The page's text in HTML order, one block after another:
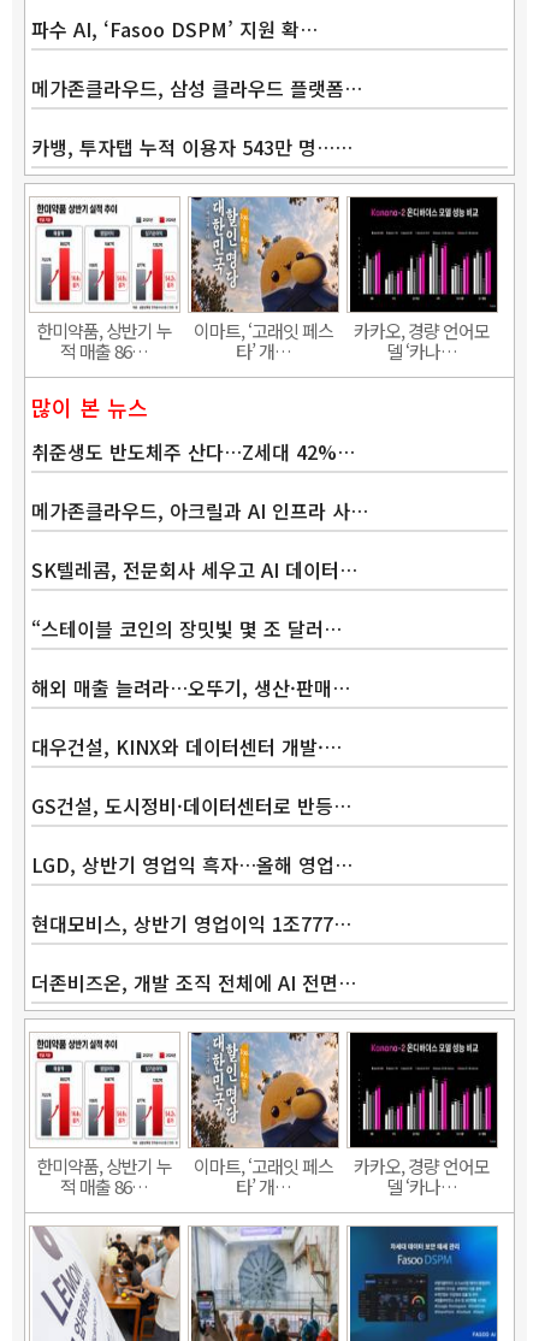
파수 AI, ‘Fasoo DSPM’ 지원 확…
메가존클라우드, 삼성 클라우드 플랫폼…
카뱅, 투자탭 누적 이용자 543만 명……
한미약품, 상반기 누
적 매출 86…
이마트, ‘고래잇 페스
타’ 개…
카카오, 경량 언어모
델 ‘카나…
많이 본 뉴스
취준생도 반도체주 산다…Z세대 42%…
메가존클라우드, 아크릴과 AI 인프라 사…
SK텔레콤, 전문회사 세우고 AI 데이터…
“스테이블 코인의 장밋빛 몇 조 달러…
해외 매출 늘려라…오뚜기, 생산·판매…
대우건설, KINX와 데이터센터 개발·…
GS건설, 도시정비·데이터센터로 반등…
LGD, 상반기 영업익 흑자…올해 영업…
현대모비스, 상반기 영업이익 1조777…
더존비즈온, 개발 조직 전체에 AI 전면…
한미약품, 상반기 누
적 매출 86…
이마트, ‘고래잇 페스
타’ 개…
카카오, 경량 언어모
델 ‘카나…